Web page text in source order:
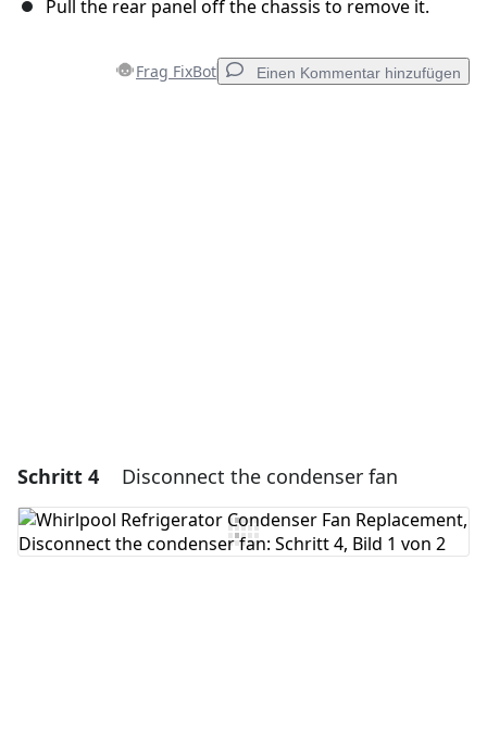
Pull the rear panel off the chassis to remove it.
Frag FixBot Einen Kommentar hinzufügen
Schritt 4 Disconnect the condenser fan